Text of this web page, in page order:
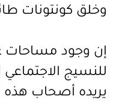
وخلق كونتونات
إن وجود مساحات
للنسيج
يريده أصحاب هذه